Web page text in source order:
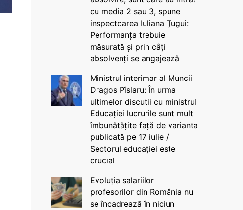
cu media 2 sau 3, spune
inspectoarea Iuliana Țugui:
Performanța trebuie
măsurată și prin câți
absolvenți se angajează
Ministrul interimar al Muncii
Dragos Pîslaru: În urma
ultimelor discuții cu ministrul
Educației lucrurile sunt mult
îmbunătățite față de varianta
publicată pe 17 iulie /
Sectorul educației este
crucial
Evoluția salariilor
profesorilor din România nu
se încadrează în niciun